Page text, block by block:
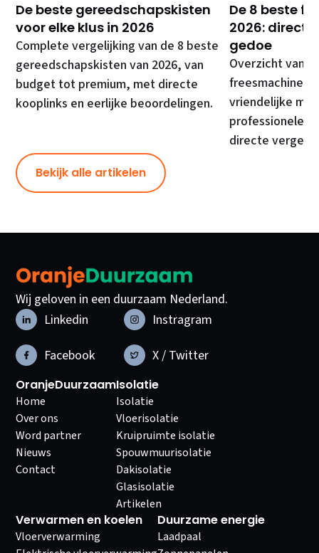
De beste gereedschapskisten
voor elke klus in 2026
Complete vergelijking van de 8 beste
gereedschapskisten van 2026, van
budget tot premium, met directe
kooplinks en eerlijke beoordelingen.
De 8 beste
2026: direct
gedoe
Overzicht van
freesmachines,
vriendelijke
professionele
directe
Bekijk alle artikelen
Wij geloven in een duurzaam Nederland.
Linkedin
Instragram
Facebook
X / Twitter
OranjeDuurzaam
Home
Over ons
Word partner
Nieuws
Contact
Isolatie
Isolatie
Vloerisolatie
Kruipruimte isolatie
Spouwmuurisolatie
Dakisolatie
Glasisolatie
Artikelen
Verwarmen en koelen
Vloerverwarming
Duurzame energie
Laadpaal